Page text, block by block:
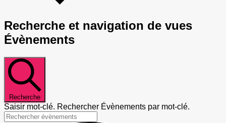
Recherche et navigation de vues
Évènements
Recherche
Saisir mot-clé. Rechercher Évènements par mot-clé.